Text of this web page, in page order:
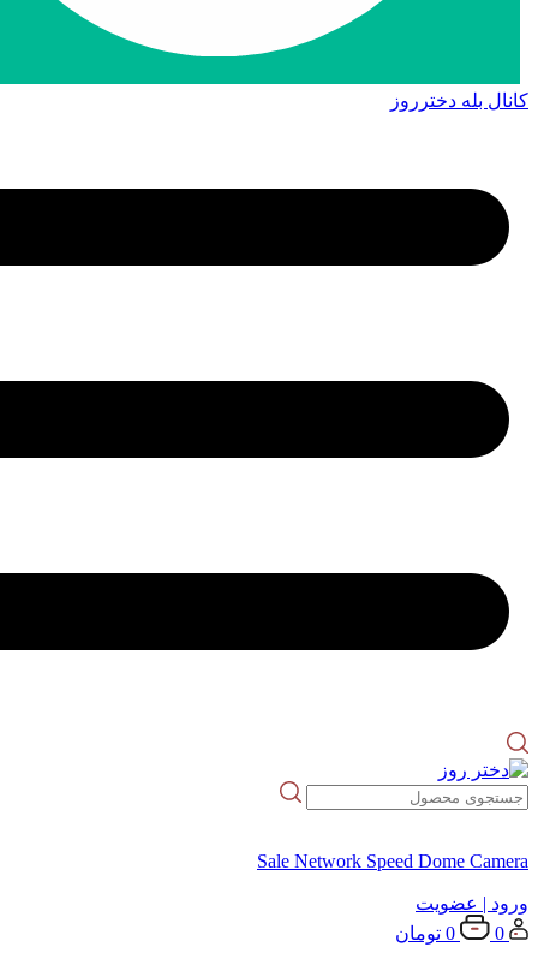
کانال بله دخترروز
Sale Network Speed Dome Camera
ورود | عضویت
0
0 تومان